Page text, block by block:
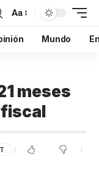
Aa
Mundo
meses
fiscal